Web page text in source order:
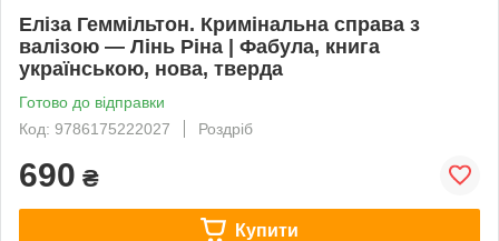
Еліза Геммільтон. Кримінальна справа з
валізою — Лінь Ріна | Фабула, книга
українською, нова, тверда
Готово до відправки
Код: 9786175222027
Роздріб
690 ₴
Купити